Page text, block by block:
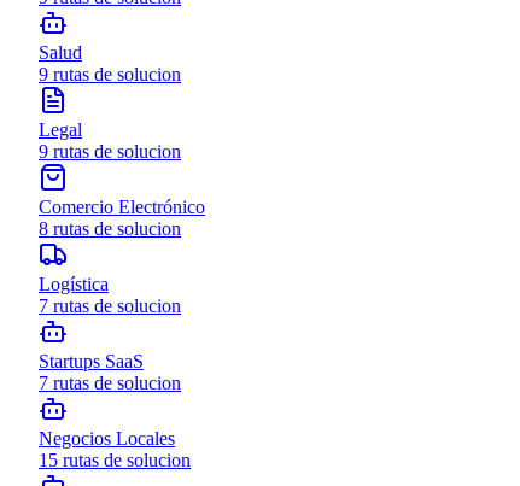
Salud
9 rutas de solucion
Legal
9 rutas de solucion
Comercio Electrónico
8 rutas de solucion
Logística
7 rutas de solucion
Startups SaaS
7 rutas de solucion
Negocios Locales
15 rutas de solucion